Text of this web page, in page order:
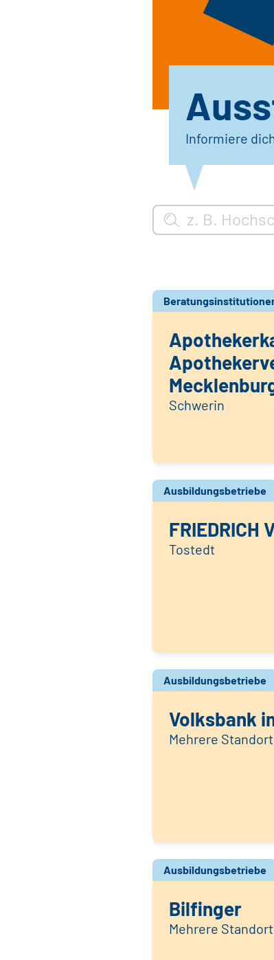
Informiere
Schwerin
Ausbildungsbetriebe
FRIEDRICH
Tostedt
Ausbildungsbetriebe
Volksbank
Mehrere
Ausbildungsbetriebe
Bilfinger
Mehrere